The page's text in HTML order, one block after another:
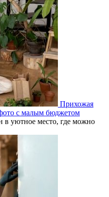
Прихожая
с малым бюджетом
в уютное место, где можно